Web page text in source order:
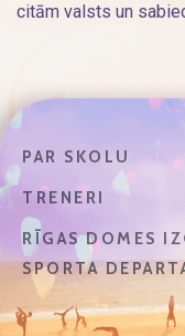
citām valsts un
PAR SKOLU
TRENERI
RĪGAS DOMES
SPORTA